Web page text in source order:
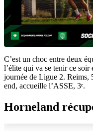
C’est un choc entre deux
l’élite qui va se tenir ce soir
journée de Ligue 2. Reims,
end, accueille l’ASSE, 3ᵉ.
Horneland